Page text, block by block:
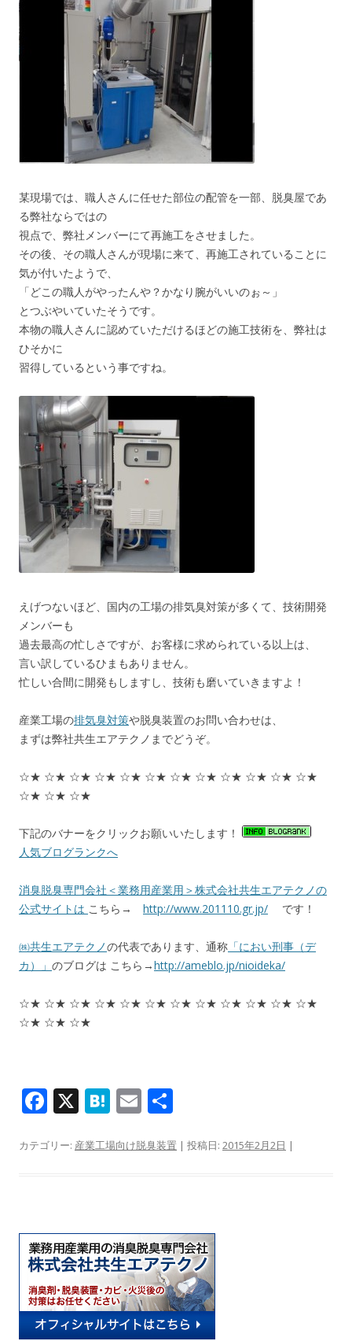
某現場では、職人さんに任せた部位の配管を一部、脱臭屋であ
る弊社ならではの
視点で、弊社メンバーにて再施工をさせました。
その後、その職人さんが現場に来て、再施工されていることに
気が付いたようで、
「どこの職人がやったんや？かなり腕がいいのぉ～」
とつぶやいていたそうです。
本物の職人さんに認めていただけるほどの施工技術を、弊社は
ひそかに
習得しているという事ですね。
えげつないほど、国内の工場の排気臭対策が多くて、技術開発
メンバーも
過去最高の忙しさですが、お客様に求められている以上は、
言い訳しているひまもありません。
忙しい合間に開発もしますし、技術も磨いていきますよ！
産業工場の排気臭対策や脱臭装置のお問い合わせは、
まずは弊社共生エアテクノまでどうぞ。
☆★ ☆★ ☆★ ☆★ ☆★ ☆★ ☆★ ☆★ ☆★ ☆★ ☆★ ☆★
☆★ ☆★ ☆★
下記のバナーをクリックお願いいたします！
人気ブログランクへ
消臭脱臭専門会社＜業務用産業用＞株式会社共生エアテクノの
公式サイトは こちら→ http://www.201110.gr.jp/ です！
㈱共生エアテクノの代表であります、通称 「におい刑事（デ
カ）」 のブログは こちら→http://ameblo.jp/nioideka/
☆★ ☆★ ☆★ ☆★ ☆★ ☆★ ☆★ ☆★ ☆★ ☆★ ☆★ ☆★
☆★ ☆★ ☆★
F
e
o
k
X H
e
E
ai
カテゴリー: 産業工場向け脱臭装置 | 投稿日: 2015年2月2日 |